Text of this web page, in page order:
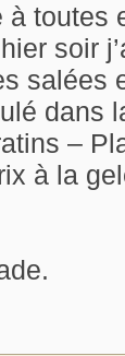
à toutes
soir
salées
dans
–
à la